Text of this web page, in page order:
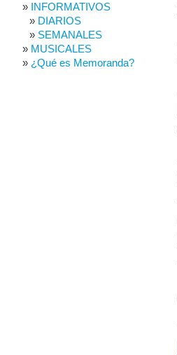
INFORMATIVOS
DIARIOS
SEMANALES
MUSICALES
¿Qué es Memoranda?